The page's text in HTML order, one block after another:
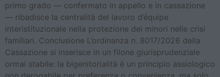
primo grado — confermato in appello e in cassazione
— ribadisce la centralità del lavoro d’équipe
interistituzionale nella protezione dei minori nelle crisi
familiari. Conclusione L’ordinanza n. 8017/2026 della
Cassazione si inserisce in un filone giurisprudenziale
ormai stabile: la bigenitorialità è un principio assiologico